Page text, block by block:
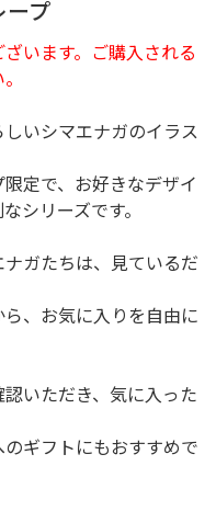
ープ
います。ご購入される
いシマエナガのイラス
定で、お好きなデザイ
シリーズです。
ガたちは、見ているだ
、お気に入りを自由に
いただき、気に入った
ギフトにもおすすめで